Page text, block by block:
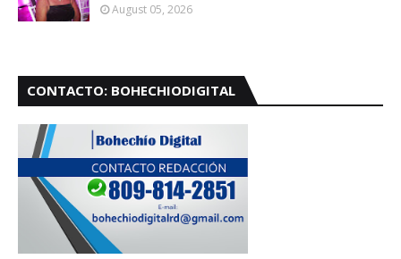
August 05, 2026
CONTACTO: BOHECHIODIGITAL